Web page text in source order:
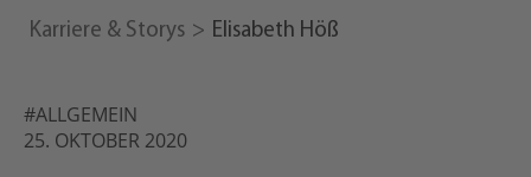
Karriere & Storys Elisabeth Höß
#ALLGEMEIN
25. OKTOBER 2020